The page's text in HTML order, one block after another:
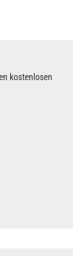
kostenlosen